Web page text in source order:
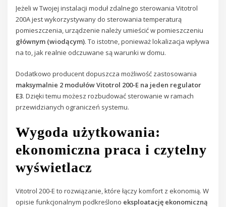
Jeżeli w Twojej instalacji moduł zdalnego sterowania Vitotrol
200A jest wykorzystywany do sterowania temperaturą
pomieszczenia, urządzenie należy umieścić w pomieszczeniu
głównym (wiodącym). To istotne, ponieważ lokalizacja wpływa
na to, jak realnie odczuwane są warunki w domu.
Dodatkowo producent dopuszcza możliwość zastosowania
maksymalnie 2 modułów Vitotrol 200-E na jeden regulator
E3. Dzięki temu możesz rozbudować sterowanie w ramach
przewidzianych ograniczeń systemu.
Wygoda użytkowania:
ekonomiczna praca i czytelny
wyświetlacz
Vitotrol 200-E to rozwiązanie, które łączy komfort z ekonomią. W
opisie funkcjonalnym podkreślono eksploatację ekonomiczną